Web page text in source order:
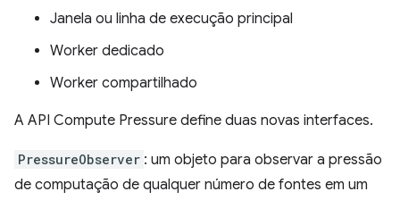
Janela ou linha de execução principal
Worker dedicado
Worker compartilhado
A API Compute Pressure define duas novas interfaces.
PressureObserver : um objeto para observar a pressão
de computação de qualquer número de fontes em um